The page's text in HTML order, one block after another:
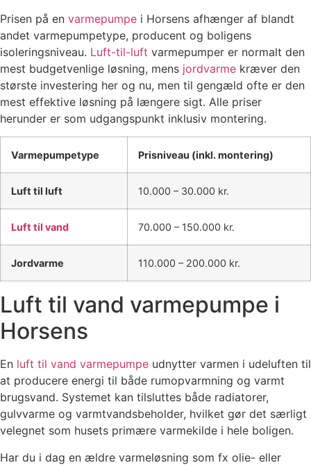
Prisen på en varmepumpe i Horsens afhænger af blandt
andet varmepumpetype, producent og boligens
isoleringsniveau. Luft-til-luft varmepumper er normalt den
mest budgetvenlige løsning, mens jordvarme kræver den
største investering her og nu, men til gengæld ofte er den
mest effektive løsning på længere sigt. Alle priser
herunder er som udgangspunkt inklusiv montering.
Varmepumpetype Prisniveau (inkl. montering)
Luft til luft 10.000 – 30.000 kr.
Luft til vand 70.000 – 150.000 kr.
Jordvarme 110.000 – 200.000 kr.
Luft til vand varmepumpe i
Horsens
En luft til vand varmepumpe udnytter varmen i udeluften til
at producere energi til både rumopvarmning og varmt
brugsvand. Systemet kan tilsluttes både radiatorer,
gulvvarme og varmtvandsbeholder, hvilket gør det særligt
velegnet som husets primære varmekilde i hele boligen.
Har du i dag en ældre varmeløsning som fx olie- eller